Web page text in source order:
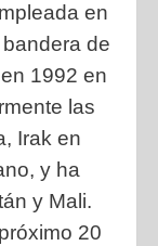
en
de
1992 en
las
Irak en
y ha
y Mali.
20